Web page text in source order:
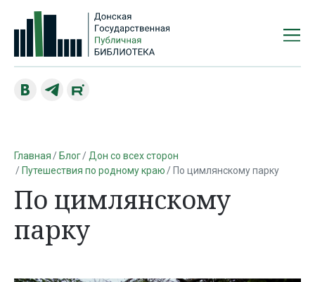
Главная Блог
Дон со всех сторон
Путешествия по родному краю
По цимлянскому парку
По цимлянскому
парку